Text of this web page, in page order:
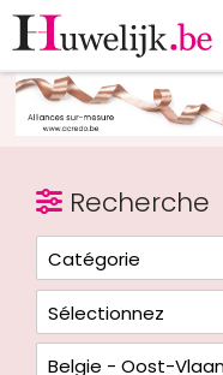
Recherche